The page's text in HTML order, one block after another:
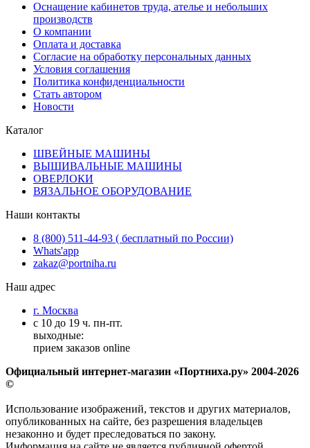
Оснащение кабинетов труда, ателье и небольших
производств
О компании
Оплата и доставка
Согласие на обработку персональных данных
Условия соглашения
Политика конфиденциальности
Стать автором
Новости
Каталог
ШВЕЙНЫЕ МАШИНЫ
ВЫШИВАЛЬНЫЕ МАШИНЫ
ОВЕРЛОКИ
ВЯЗАЛЬНОЕ ОБОРУДОВАНИЕ
Наши контакты
8 (800) 511-44-93 ( бесплатный по России)
Whats'app
zakaz@portniha.ru
Наш адрес
г. Москва
с 10 до 19 ч. пн-пт.
выходные:
прием заказов online
Официальный интернет-магазин «Портниха.ру» 2004-2026
©
Использование изображений, текстов и других материалов,
опубликованных на сайте, без разрешения владельцев
незаконно и будет преследоваться по закону.